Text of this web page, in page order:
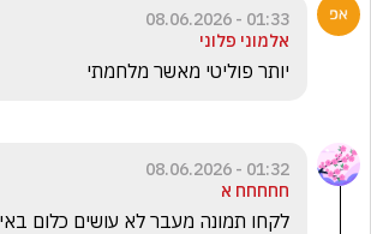
01:33 - 08.06.2026
אלמוני פלוני
יותר פוליטי מאשר מלחמתי
01:32 - 08.06.2026
חחחחח א
לקחו תמונה מעבר לא עושים כלום